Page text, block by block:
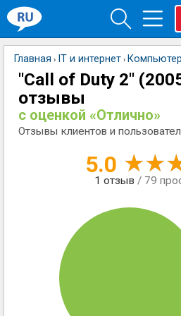
Главная › IT и интернет ›
"Call of Duty 2"
отзывы
с оценкой «Отлично»
Отзывы клиентов и
5.0
1 отзыв / 79